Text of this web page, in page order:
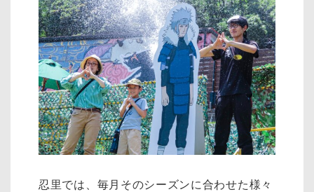
忍里では、毎月そのシーズンに合わせた様々